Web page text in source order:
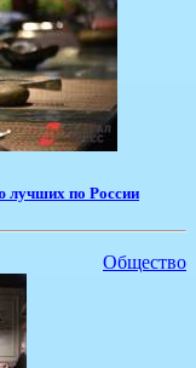
лучших по России
Общество